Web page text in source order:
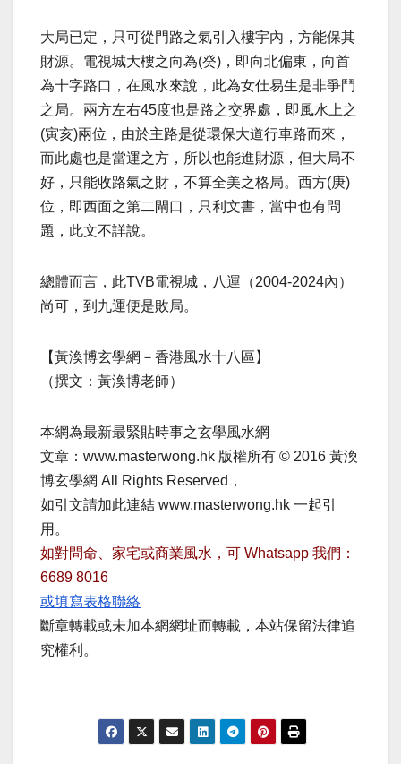
大局已定，只可從門路之氣引入樓宇內，方能保其
財源。電視城大樓之向為(癸)，即向北偏東，向首
為十字路口，在風水來說，此為女仕易生是非爭鬥
之局。兩方左右45度也是路之交界處，即風水上之
(寅亥)兩位，由於主路是從環保大道行車路而來，
而此處也是當運之方，所以也能進財源，但大局不
好，只能收路氣之財，不算全美之格局。西方(庚)
位，即西面之第二閘口，只利文書，當中也有問
題，此文不詳說。
總體而言，此TVB電視城，八運（2004-2024內）
尚可，到九運便是敗局。
【黃渙博玄學網－香港風水十八區】
（撰文：黃渙博老師）
本網為最新最緊貼時事之玄學風水網
文章：www.masterwong.hk 版權所有 © 2016 黃渙
博玄學網 All Rights Reserved，
如引文請加此連結 www.masterwong.hk 一起引
用。
如對問命、家宅或商業風水，可 Whatsapp 我們：
6689 8016
或填寫表格聯絡
斷章轉載或未加本網網址而轉載，本站保留法律追
究權利。